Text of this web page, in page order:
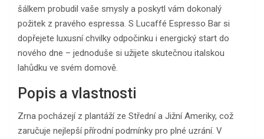
šálkem probudil vaše smysly a poskytl vám dokonalý
požitek z pravého espressa. S Lucaffé Espresso Bar si
dopřejete luxusní chvilky odpočinku i energický start do
nového dne – jednoduše si užijete skutečnou italskou
lahůdku ve svém domově.
Popis a vlastnosti
Zrna pocházejí z plantáží ze Střední a Jižní Ameriky, což
zaručuje nejlepší přírodní podmínky pro plné uzrání. V